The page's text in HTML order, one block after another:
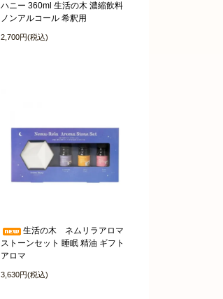
ハニー 360ml 生活の木 濃縮飲料
ノンアルコール 希釈用
2,700円(税込)
生活の木 ネムリラアロマ
ストーンセット 睡眠 精油 ギフト
アロマ
3,630円(税込)